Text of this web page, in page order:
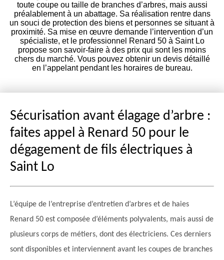
toute coupe ou taille de branches d’arbres, mais aussi
préalablement à un abattage. Sa réalisation rentre dans
un souci de protection des biens et personnes se situant à
proximité. Sa mise en œuvre demande l’intervention d’un
spécialiste, et le professionnel Renard 50 à Saint Lo
propose son savoir-faire à des prix qui sont les moins
chers du marché. Vous pouvez obtenir un devis détaillé
en l’appelant pendant les horaires de bureau.
Sécurisation avant élagage d’arbre :
faites appel à Renard 50 pour le
dégagement de fils électriques à
Saint Lo
L’équipe de l’entreprise d’entretien d’arbres et de haies
Renard 50 est composée d’éléments polyvalents, mais aussi de
plusieurs corps de métiers, dont des électriciens. Ces derniers
sont disponibles et interviennent avant les coupes de branches